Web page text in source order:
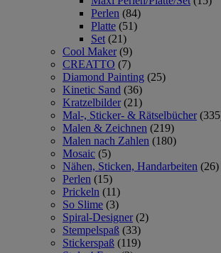
Perlen (84)
Platte (51)
Set (21)
Cool Maker (9)
CREATTO (7)
Diamond Painting (25)
Kinetic Sand (36)
Kratzelbilder (21)
Mal-, Sticker- & Rätselbücher
Malen & Zeichnen (219)
Malen nach Zahlen (180)
Mosaic (5)
Nähen, Sticken, Handarbeiten (26)
Perlen (15)
Prickeln (11)
So Slime (3)
Spiral-Designer (2)
Stempelspaß (33)
Stickerspaß (119)